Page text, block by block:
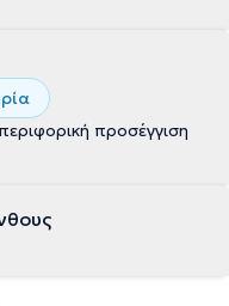
προσέγγιση